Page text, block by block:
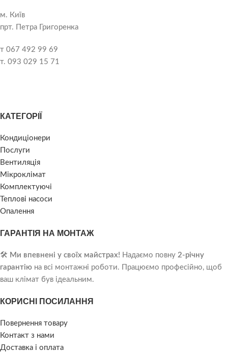
м. Київ
прт. Петра Григоренка
т 067 492 99 69
т. 093 029 15 71
КАТЕГОРІЇ
Кондиціонери
Послуги
Вентиляція
Мікроклімат
Комплектуючі
Теплові насоси
Опалення
ГАРАНТІЯ НА МОНТАЖ
🛠️ Ми впевнені у своїх майстрах! Надаємо повну 2-річну
гарантію на всі монтажні роботи. Працюємо професійно, щоб
ваш клімат був ідеальним.
КОРИСНІ ПОСИЛАННЯ
Повернення товару
Контакт з нами
Доставка і оплата